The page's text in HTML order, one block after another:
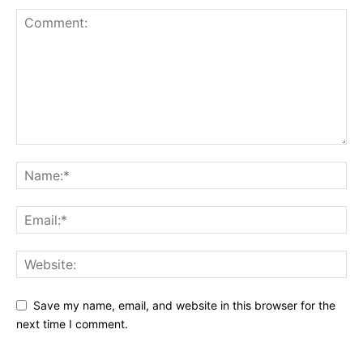
Save my name, email, and website in this browser for the
next time I comment.